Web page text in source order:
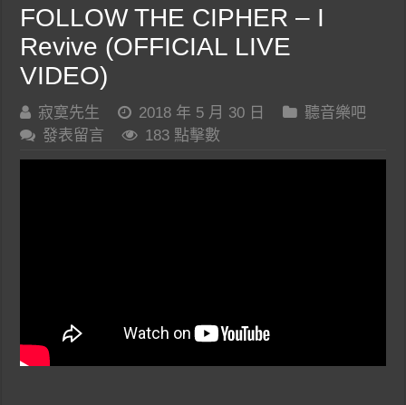
FOLLOW THE CIPHER – I
Revive (OFFICIAL LIVE
VIDEO)
寂寞先生 2018 年 5 月 30 日
聽音樂吧
發表留言
183 點擊數